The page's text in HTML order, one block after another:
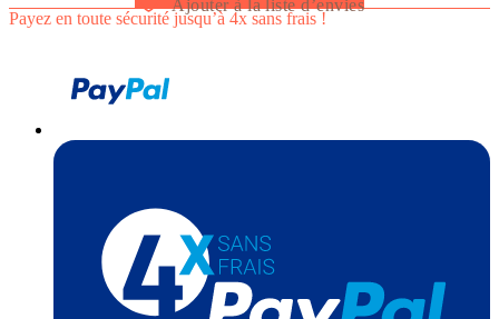
Ajouter à la liste d’envies
Payez en toute sécurité jusqu’à 4x sans frais !